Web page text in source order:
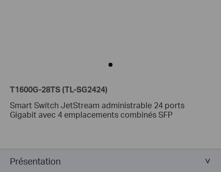
T1600G-28TS (TL-SG2424)
Smart Switch JetStream administrable 24 ports
Gigabit avec 4 emplacements combinés SFP
Présentation